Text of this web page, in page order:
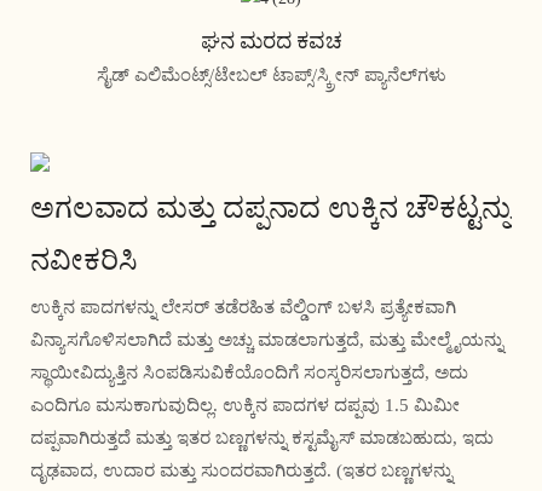
ಘನ ಮರದ ಕವಚ
ಸೈಡ್ ಎಲಿಮೆಂಟ್ಸ್/ಟೇಬಲ್ ಟಾಪ್ಸ್/ಸ್ಕ್ರೀನ್ ಪ್ಯಾನೆಲ್‌ಗಳು
ಅಗಲವಾದ ಮತ್ತು ದಪ್ಪನಾದ ಉಕ್ಕಿನ ಚೌಕಟ್ಟನ್ನು
ನವೀಕರಿಸಿ
ಉಕ್ಕಿನ ಪಾದಗಳನ್ನು ಲೇಸರ್ ತಡೆರಹಿತ ವೆಲ್ಡಿಂಗ್ ಬಳಸಿ ಪ್ರತ್ಯೇಕವಾಗಿ
ವಿನ್ಯಾಸಗೊಳಿಸಲಾಗಿದೆ ಮತ್ತು ಅಚ್ಚು ಮಾಡಲಾಗುತ್ತದೆ, ಮತ್ತು ಮೇಲ್ಮೈಯನ್ನು
ಸ್ಥಾಯೀವಿದ್ಯುತ್ತಿನ ಸಿಂಪಡಿಸುವಿಕೆಯೊಂದಿಗೆ ಸಂಸ್ಕರಿಸಲಾಗುತ್ತದೆ, ಅದು
ಎಂದಿಗೂ ಮಸುಕಾಗುವುದಿಲ್ಲ. ಉಕ್ಕಿನ ಪಾದಗಳ ದಪ್ಪವು 1.5 ಮಿಮೀ
ದಪ್ಪವಾಗಿರುತ್ತದೆ ಮತ್ತು ಇತರ ಬಣ್ಣಗಳನ್ನು ಕಸ್ಟಮೈಸ್ ಮಾಡಬಹುದು, ಇದು
ದೃಢವಾದ, ಉದಾರ ಮತ್ತು ಸುಂದರವಾಗಿರುತ್ತದೆ. (ಇತರ ಬಣ್ಣಗಳನ್ನು